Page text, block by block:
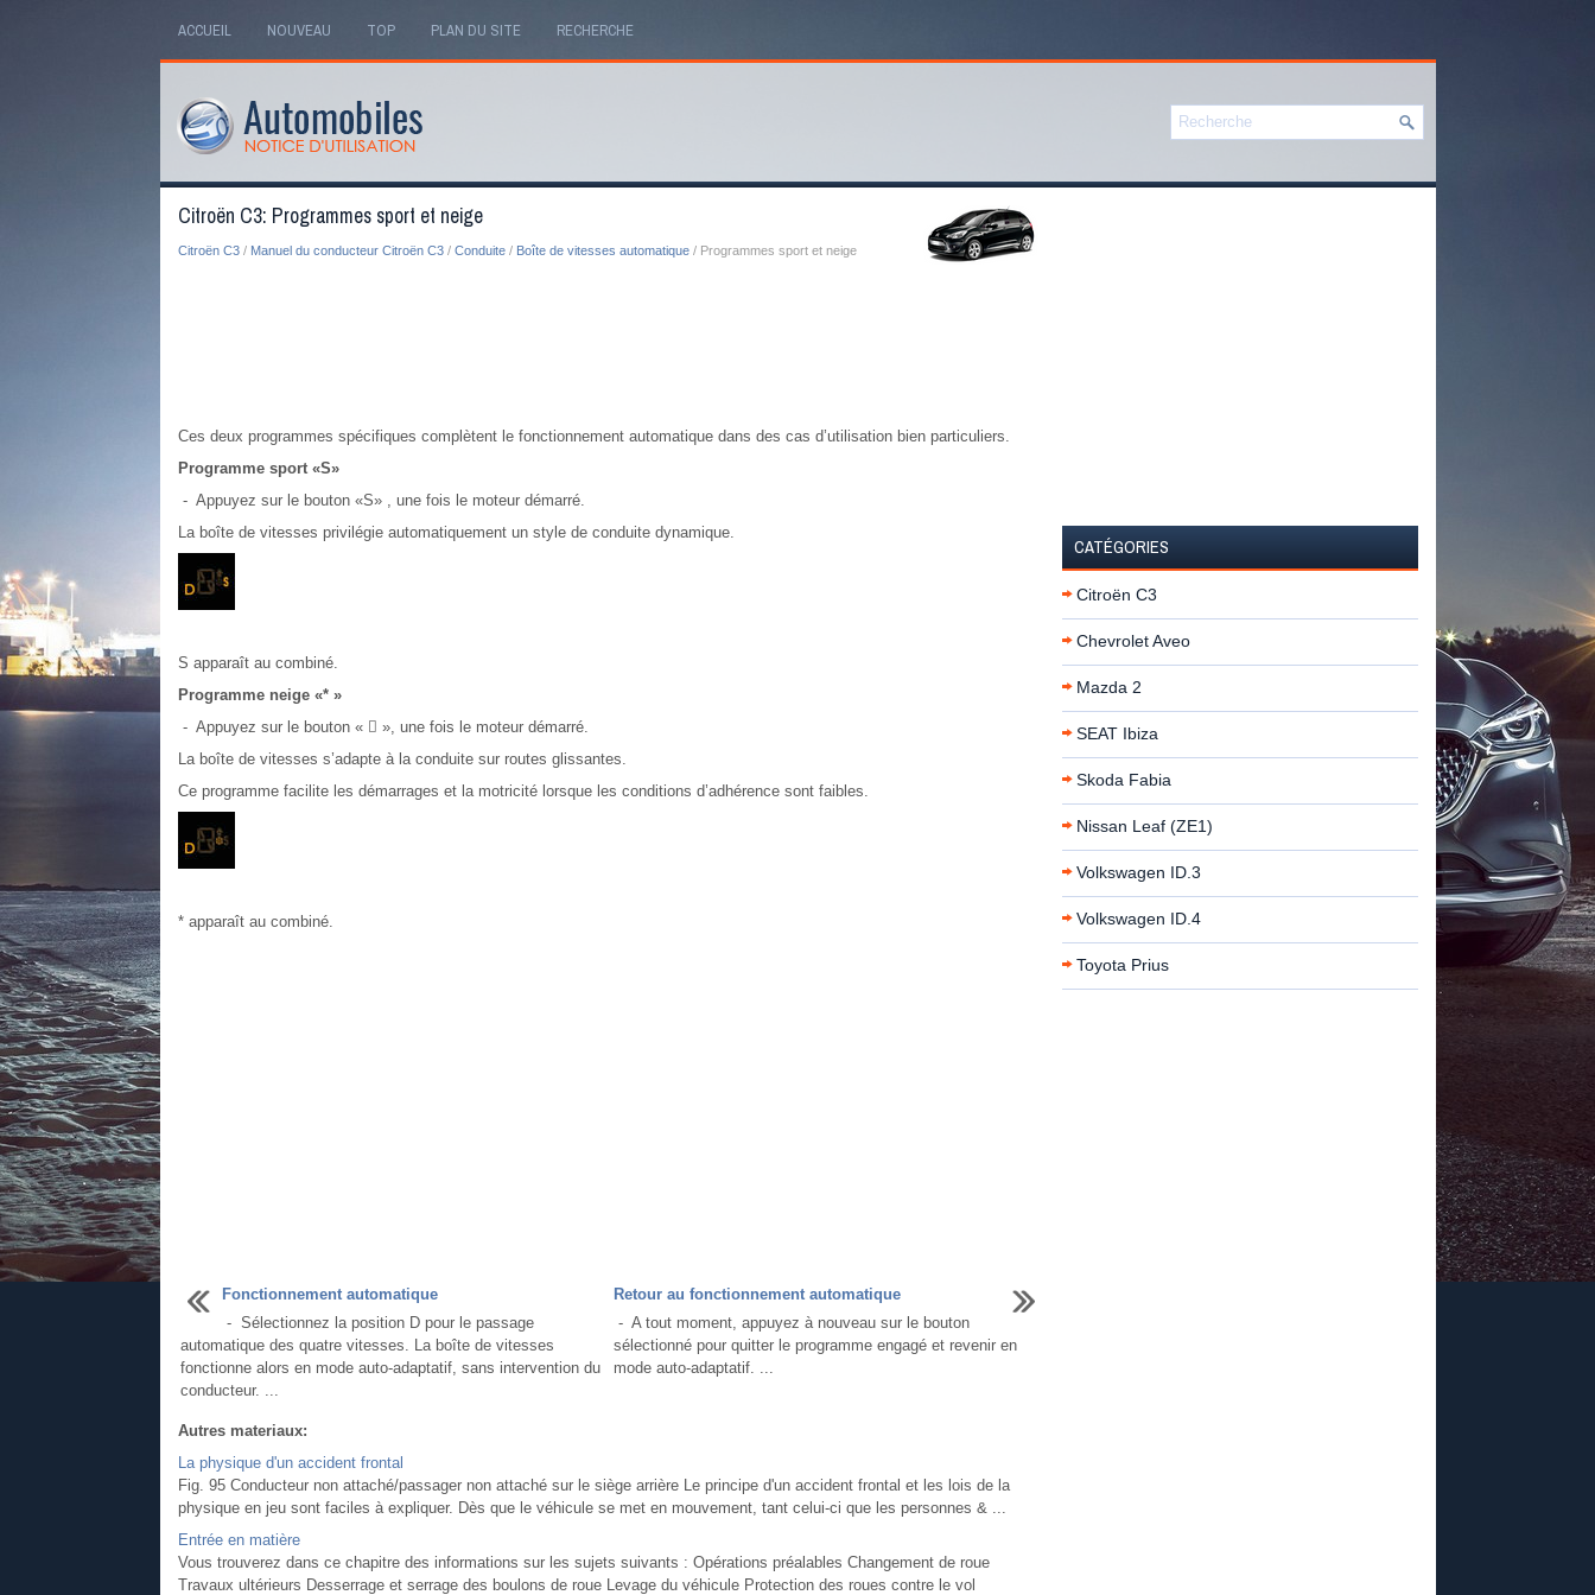
ACCUEIL NOUVEAU TOP PLAN DU SITE RECHERCHE
Citroën C3: Programmes sport et neige
Citroën C3/ Manuel du conducteur Citroën C3/ Conduite/ Boîte de vitesses automatique/ Programmes sport et neige
Ces deux programmes spécifiques complètent le fonctionnement automatique dans des cas d’utilisation bien particuliers.
Programme sport «S»
- Appuyez sur le bouton «S» , une fois le moteur démarré.
La boîte de vitesses privilégie automatiquement un style de conduite dynamique.
S apparaît au combiné.
Programme neige «* »
- Appuyez sur le bouton « 􀀷 », une fois le moteur démarré.
La boîte de vitesses s’adapte à la conduite sur routes glissantes.
Ce programme facilite les démarrages et la motricité lorsque les conditions d’adhérence sont faibles.
* apparaît au combiné.
Fonctionnement automatique
- Sélectionnez la position D pour le passage
automatique des quatre vitesses. La boîte de vitesses
fonctionne alors en mode auto-adaptatif, sans intervention du
conducteur. ...
Retour au fonctionnement automatique
- A tout moment, appuyez à nouveau sur le bouton
sélectionné pour quitter le programme engagé et revenir en
mode auto-adaptatif. ...
Autres materiaux:
La physique d'un accident frontal
Fig. 95 Conducteur non attaché/passager non attaché sur le siège arrière Le principe d'un accident frontal et les lois de la
physique en jeu sont faciles à expliquer. Dès que le véhicule se met en mouvement, tant celui-ci que les personnes & ...
Entrée en matière
Vous trouverez dans ce chapitre des informations sur les sujets suivants : Opérations préalables Changement de roue
Travaux ultérieurs Desserrage et serrage des boulons de roue Levage du véhicule Protection des roues contre le vol
CATÉGORIES
Citroën C3
Chevrolet Aveo
Mazda 2
SEAT Ibiza
Skoda Fabia
Nissan Leaf (ZE1)
Volkswagen ID.3
Volkswagen ID.4
Toyota Prius